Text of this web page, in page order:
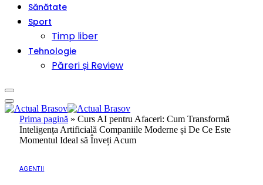
Sănătate
Sport
Timp liber
Tehnologie
Păreri și Review
Prima pagină » Curs AI pentru Afaceri: Cum Transformă
Inteligența Artificială Companiile Moderne și De Ce Este
Momentul Ideal să Înveți Acum
AGENTII